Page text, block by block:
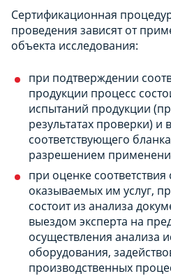
Сертификационная
проведения зависят от
объекта исследования:
при подтверждении
продукции процесс
испытаний продукции
результатах проверки) и
соответствующего
разрешением
при оценке
оказываемых им услуг,
состоит из анализа
выездом эксперта на
осуществления анализа
оборудования,
производственных